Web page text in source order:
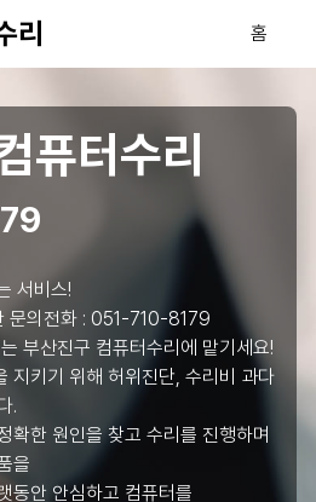
리 홈
퓨터수리
서비스!
의전화 : 051-710-8179
부산진구 컴퓨터수리에 맡기세요!
지키기 위해 허위진단, 수리비 과다
.
확한 원인을 찾고 수리를 진행하며
을
동안 안심하고 컴퓨터를